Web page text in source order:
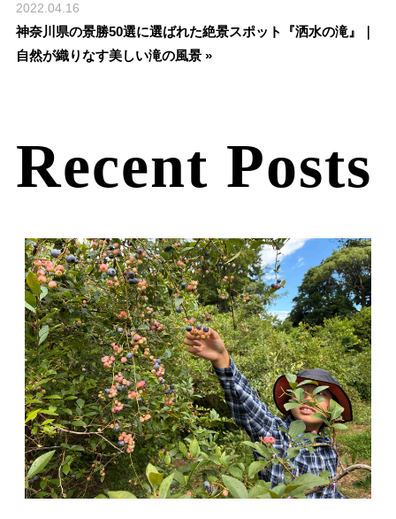
2022.04.16
神奈川県の景勝50選に選ばれた絶景スポット『洒水の滝』｜
自然が織りなす美しい滝の風景 »
Recent Posts